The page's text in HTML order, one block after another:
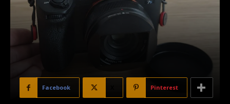
Facebook Pinterest